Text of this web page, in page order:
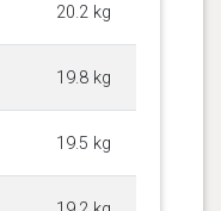
20.2 kg
19.8 kg
19.5 kg